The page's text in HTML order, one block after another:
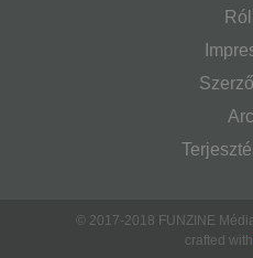
© 2017-2018 FUNZINE
crafted with